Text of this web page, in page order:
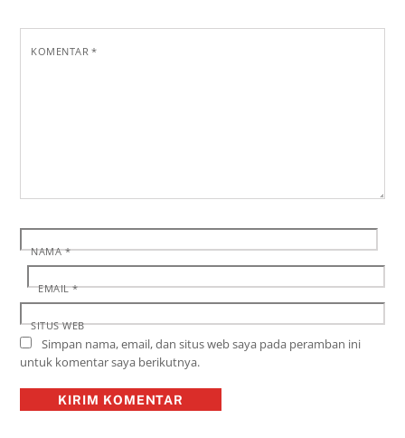
KOMENTAR*
NAMA*
EMAIL*
SITUS WEB
Simpan nama, email, dan situs web saya pada peramban ini
untuk komentar saya berikutnya.